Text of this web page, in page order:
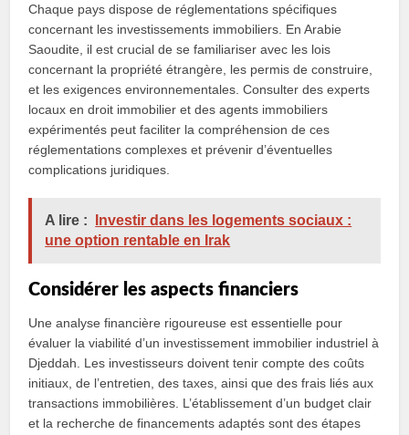
Chaque pays dispose de réglementations spécifiques
concernant les investissements immobiliers. En Arabie
Saoudite, il est crucial de se familiariser avec les lois
concernant la propriété étrangère, les permis de construire,
et les exigences environnementales. Consulter des experts
locaux en droit immobilier et des agents immobiliers
expérimentés peut faciliter la compréhension de ces
réglementations complexes et prévenir d’éventuelles
complications juridiques.
A lire :
Investir dans les logements sociaux :
une option rentable en Irak
Considérer les aspects financiers
Une analyse financière rigoureuse est essentielle pour
évaluer la viabilité d’un investissement immobilier industriel à
Djeddah. Les investisseurs doivent tenir compte des coûts
initiaux, de l’entretien, des taxes, ainsi que des frais liés aux
transactions immobilières. L’établissement d’un budget clair
et la recherche de financements adaptés sont des étapes